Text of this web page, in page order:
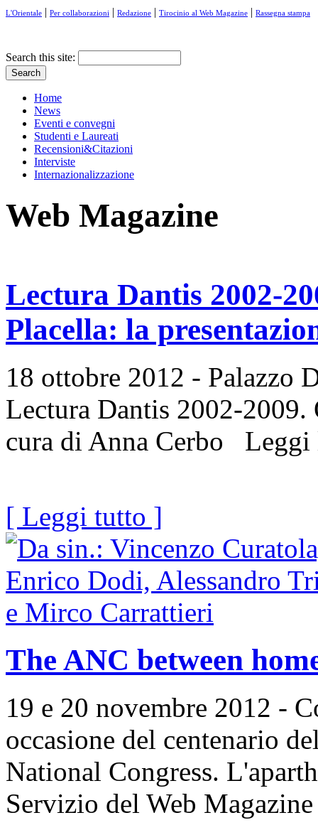
L'Orientale | Per collaborazioni | Redazione | Tirocinio al Web Magazine | Rassegna stampa
Search this site:
Home
News
Eventi e convegni
Studenti e Laureati
Recensioni&Citazioni
Interviste
Internazionalizzazione
Web Magazine
Lectura Dantis 2002-
Placella: la
18 ottobre 2012 - Palazzo
Lectura Dantis 2002-2009.
cura di Anna Cerbo Leggi
[ Leggi tutto ]
The ANC between
19 e 20 novembre 2012 -
occasione del centenario
National Congress.
Servizio del Web